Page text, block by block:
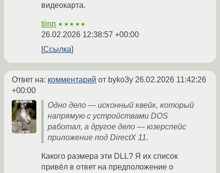
видеокарта.
tiinn ★★★★★
26.02.2026 12:38:57 +00:00
Ссылка
Ответ на: комментарий от byko3y 26.02.2026 11:42:26
+00:00
Одно дело — исконный квейк, который
напрямую с устройствами DOS
работал, а другое дело — юзерспейс
приложение под DirectX 11.
Какого размера эти DLL? Я их список
привёл в ответ на предположение о